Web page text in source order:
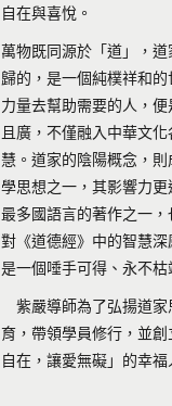
自在與喜悅。
萬物既同源於「道」，
歸的，是一個純樸祥和
力量去幫助需要的人，
且廣，不僅融入中華文
慧。道家的陰陽概念，
學思想之一，其影響力
最多國語言的著作之一
對《道德經》中的智慧
是一個唾手可得、永不
紫嚴導師為了弘揚道家
育，帶領學員修行，並
自在，讓愛無礙」的幸